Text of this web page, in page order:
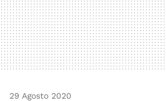
29 Agosto 2020